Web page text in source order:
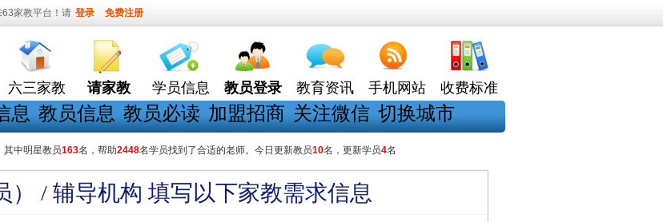
家教平台！请 登录 免费注册
六三家教 请家教 学员信息 教员登录 教育资讯 手机网站 收费标准
息 教员信息 教员必读 加盟招商 关注微信 切换城市
其中明星教员163名，帮助2448名学员找到了合适的老师。今日更新教员10名，更新学员4名
） / 辅导机构 填写以下家教需求信息